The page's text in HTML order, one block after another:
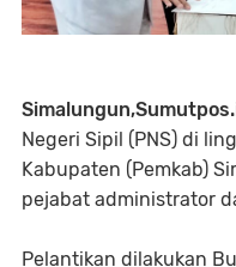
Negeri Sipil (PNS) di
Kabupaten (Pemkab)
pejabat administrator
Pelantikan dilakukan